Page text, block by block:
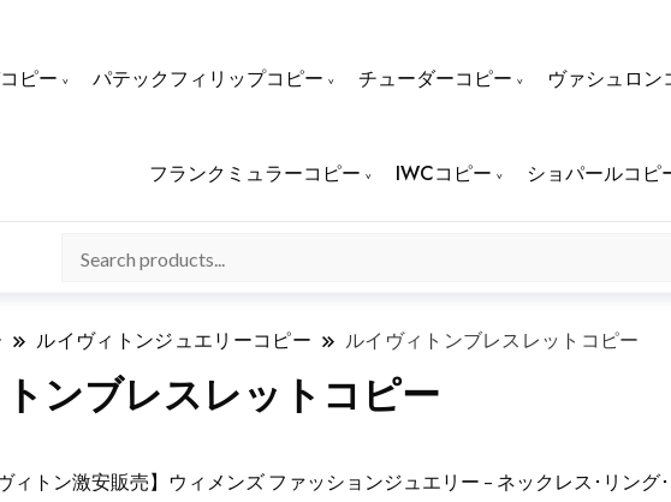
ピー パテックフィリップコピー チューダーコピー ヴァシュロン
フランクミュラーコピー IWCコピー ショパールコピ
ルイヴィトンジュエリーコピー ルイヴィトンブレスレットコピー
ンブレスレットコピー
ィトン激安販売】ウィメンズ ファッションジュエリー – ネックレス･リン